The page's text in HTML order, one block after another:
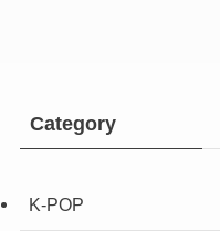
Category
K-POP